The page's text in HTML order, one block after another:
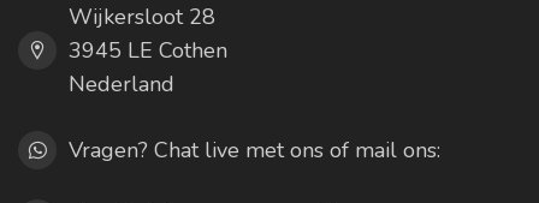
Wijkersloot 28
3945 LE Cothen
Nederland
Vragen? Chat live met ons of mail ons: